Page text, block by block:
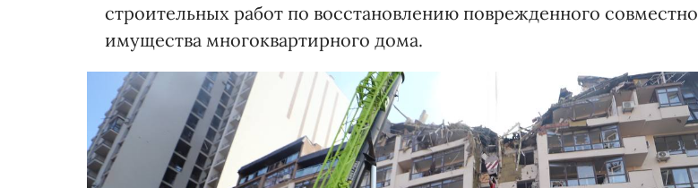
строительных работ по восстановлению поврежденного
имущества многоквартирного дома.